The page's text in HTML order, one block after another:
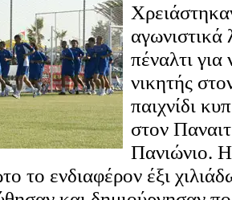
αγωνιστικά
πέναλτι για
νικητής
παιχνίδι
στον
Πανιώνιο.
το ενδιαφέρον έξι